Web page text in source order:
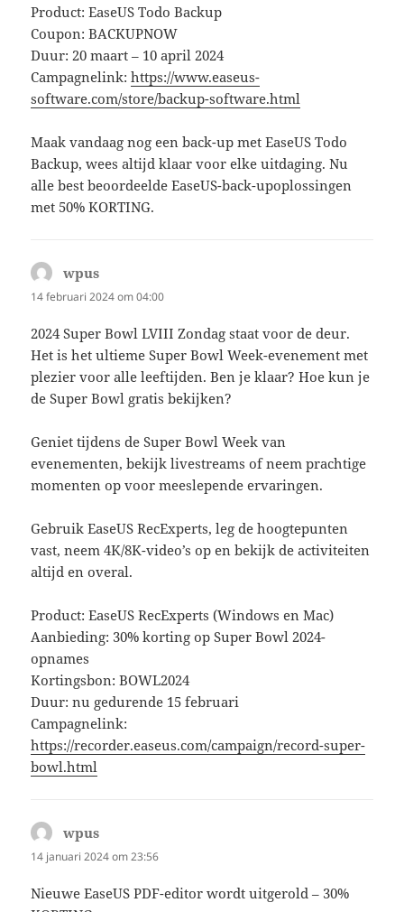
Product: EaseUS Todo Backup
Coupon: BACKUPNOW
Duur: 20 maart – 10 april 2024
Campagnelink:https://www.easeus-
software.com/store/backup-software.html
Maak vandaag nog een back-up met EaseUS Todo
Backup, wees altijd klaar voor elke uitdaging. Nu
alle best beoordeelde EaseUS-back-upoplossingen
met 50% KORTING.
wpus
14 februari 2024 om 04:00
2024 Super Bowl LVIII Zondag staat voor de deur.
Het is het ultieme Super Bowl Week-evenement met
plezier voor alle leeftijden. Ben je klaar? Hoe kun je
de Super Bowl gratis bekijken?
Geniet tijdens de Super Bowl Week van
evenementen, bekijk livestreams of neem prachtige
momenten op voor meeslepende ervaringen.
Gebruik EaseUS RecExperts, leg de hoogtepunten
vast, neem 4K/8K-video’s op en bekijk de activiteiten
altijd en overal.
Product: EaseUS RecExperts (Windows en Mac)
Aanbieding: 30% korting op Super Bowl 2024-
opnames
Kortingsbon: BOWL2024
Duur: nu gedurende 15 februari
Campagnelink:
https://recorder.easeus.com/campaign/record-super-
bowl.html
wpus
14 januari 2024 om 23:56
Nieuwe EaseUS PDF-editor wordt uitgerold – 30%